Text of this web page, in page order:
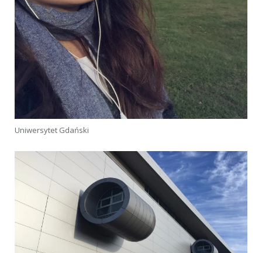
Uniwersytet Gdański